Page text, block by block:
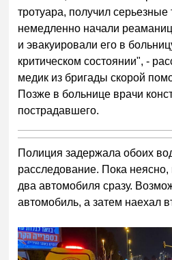
тротуара, получил
немедленно начали
и эвакуировали его в
критическом состоянии", -
медик из бригады скорой
Позже в больнице врачи
пострадавшего.
Полиция задержала обоих
расследование. Пока неясно,
два автомобиля сразу.
автомобиль, а затем наехал